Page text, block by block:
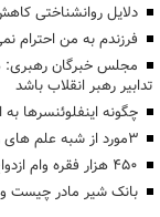
دلایل روانشناختی
فرزندم به من احترام نمی‌گذارد؛ ۵ راهکار عملی برای
مجلس خبرگان رهبری:
تدابیر رهبر انقلاب باشد
چگونه اینفلوئنسرها
3مورد از شبه علم های رایج در صفحات سلامت +اینفوگرافی
۴۵۰ هزار فقره وام ازدواج پرداخت خواهد شد
بانک شیر مادر چیست